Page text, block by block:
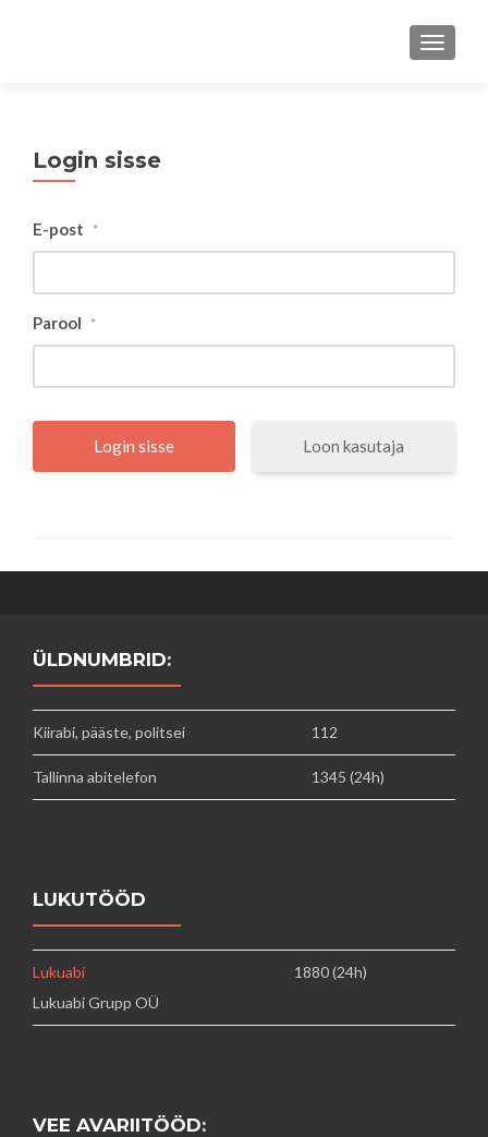
Login sisse
E-post *
Parool *
Loon kasutaja
ÜLDNUMBRID:
Kiirabi, pääste, politsei 112
Tallinna abitelefon 1345 (24h)
LUKUTÖÖD
Lukuabi
Lukuabi Grupp OÜ
1880 (24h)
VEE AVARIITÖÖD: